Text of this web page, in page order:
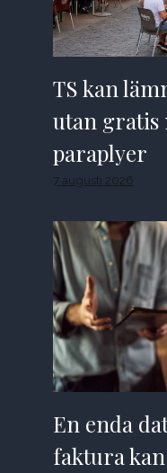
TS kan
utan gratis
paraplyer
7 augusti 2026
En enda
faktura